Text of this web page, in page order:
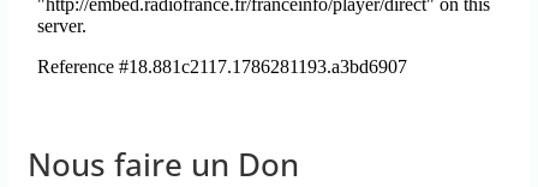
Nous faire un Don